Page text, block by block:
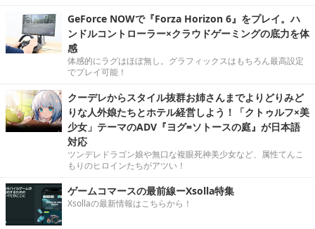
GeForce NOWで『Forza Horizon 6』をプレイ。ハ
ンドルコントローラー×クラウドゲーミングの底力を体
感
体感的にラグはほぼ無し。グラフィックスはもちろん最高設定
でプレイ可能！
クーデレからスタイル抜群お姉さんまでよりどりみど
りな人外娘たちとホテル経営しよう！「クトゥルフ×美
少女」テーマのADV『ヨグ=ソトースの庭』が日本語
対応
ツンデレドラゴン娘や無口な複眼死神美少女など、属性てんこ
もりのヒロインたちがアツい！
ゲームコマースの最前線ーXsolla特集
Xsollaの最新情報はこちらから！